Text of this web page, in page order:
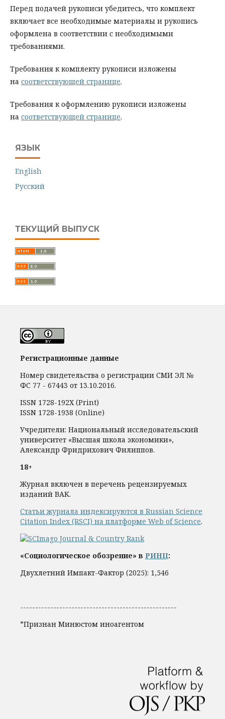
Перед подачей рукописи убедитесь, что комплект
включает все необходимые материалы и рукопись
оформлена в соответствии с необходимыми
требованиями.
Требования к комплекту рукописи изложены
на соответствующей странице.
Требования к оформлению рукописи изложены
на соответствующей странице.
ЯЗЫК
English
Русский
ТЕКУЩИЙ ВЫПУСК
Регистрационные данные
Номер свидетельства о регистрации СМИ ЭЛ №
ФС 77 - 67443 от 13.10.2016.
ISSN 1728-192Х (Print)
ISSN 1728-1938 (Online)
Учредители: Национальный исследовательский
университет «Высшая школа экономики»,
Александр Фридрихович Филиппов.
18+
Журнал включен в перечень рецензируемых
изданий ВАК.
Статьи журнала индексируются в Russian Science
Citation Index (RSCI) на платформе Web of Science.
«Социологическое обозрение» в РИНЦ:
Двухлетний Импакт-Фактор (2025): 1,546
----------------------------------------------------
*Признан Минюстом иноагентом